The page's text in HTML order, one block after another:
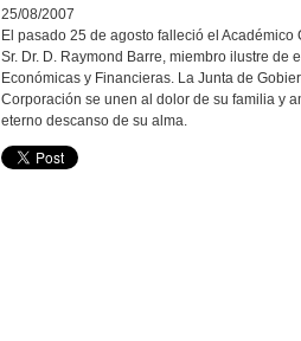
25/08/2007
El pasado 25 de agosto falleció el Académico
Sr. Dr. D. Raymond Barre, miembro ilustre de
Económicas y Financieras. La Junta de
Corporación se unen al dolor de su familia y
eterno descanso de su alma.